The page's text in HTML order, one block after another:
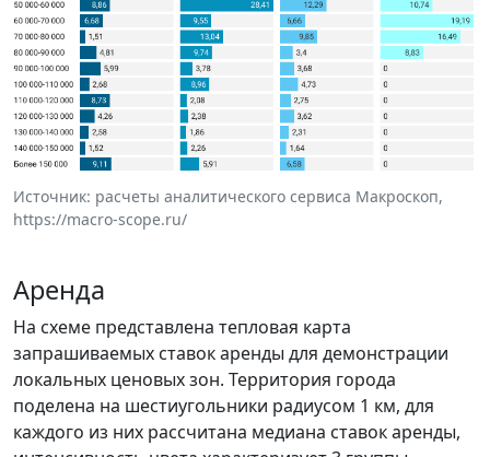
Источник: расчеты аналитического сервиса Макроскоп,
https://macro-scope.ru/
Аренда
На схеме представлена тепловая карта
запрашиваемых ставок аренды для демонстрации
локальных ценовых зон. Территория города
поделена на шестиугольники радиусом 1 км, для
каждого из них рассчитана медиана ставок аренды,